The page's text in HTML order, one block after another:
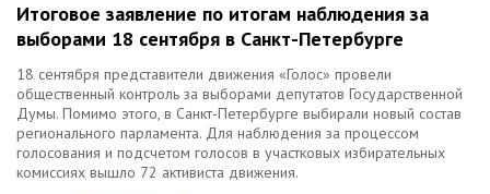
Итоговое заявление по итогам наблюдения за
выборами 18 сентября в Санкт-Петербурге
18 сентября представители движения «Голос» провели
общественный контроль за выборами депутатов Государственной
Думы. Помимо этого, в Санкт-Петербурге выбирали новый состав
регионального парламента. Для наблюдения за процессом
голосования и подсчетом голосов в участковых избирательных
комиссиях вышло 72 активиста движения.